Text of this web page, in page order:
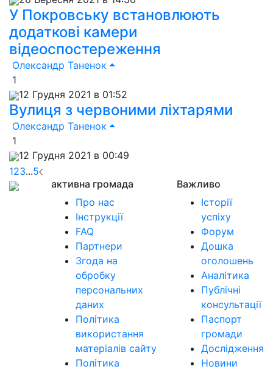
У Покровську встановлюють
додаткові камери
відеоспостереження
Олександр Таненок
1
12 Грудня 2021 в 01:52
Вулиця з червоними ліхтарями
Олександр Таненок
1
12 Грудня 2021 в 00:49
123...5
активна громада
Про нас
Інструкції
FAQ
Партнери
Згода на
обробку
персональних
даних
Політика
використання
матеріалів сайту
Політика
Важливо
Історії
успіху
Форум
Дошка
оголошень
Аналітика
Публічні
консультації
Паспорт
громади
Дослідження
Новини